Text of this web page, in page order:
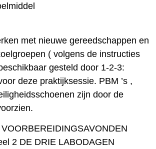
met nieuwe gereedschappen en
( volgens de instructies
gesteld door 1-2-3:
deze praktijksessie. PBM ’s ,
zijn door de
2 DE DRIE LABODAGEN